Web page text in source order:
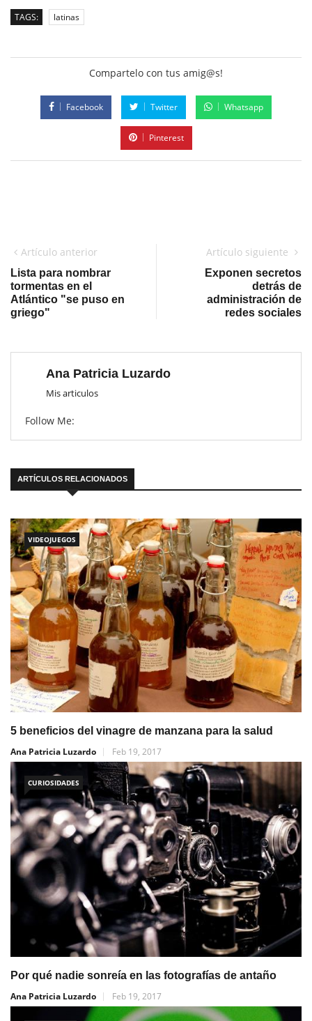
TAGS: latinas
Compartelo con tus amig@s!
Facebook Twitter Whatsapp
Pinterest
Artículo anterior
Lista para nombrar
tormentas en el
Atlántico "se puso en
griego"
Artículo siguiente
Exponen secretos
detrás de
administración de
redes sociales
Ana Patricia Luzardo
Mis articulos
Follow Me:
ARTÍCULOS RELACIONADOS
VIDEOJUEGOS
5 beneficios del vinagre de manzana para la salud
Ana Patricia Luzardo
Feb 19, 2017
CURIOSIDADES
Por qué nadie sonreía en las fotografías de antaño
Ana Patricia Luzardo
Feb 19, 2017